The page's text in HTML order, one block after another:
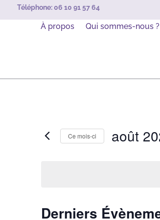
Téléphone:06 10 91 57 64
À propos Qui sommes-nous ?
Ce mois-ci août
Calendrier
Derniers